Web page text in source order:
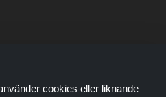
cookies eller liknande